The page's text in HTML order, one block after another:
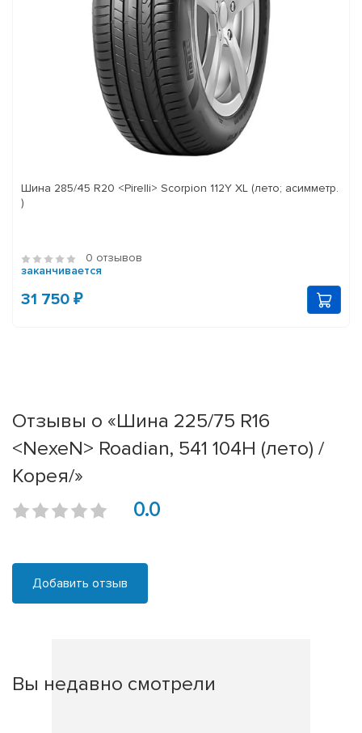
Шина 285/45 R20 <Pirelli> Scorpion 112Y XL (лето; асимметр.
)
0 отзывов
заканчивается
31 750 ₽
Отзывы о «Шина 225/75 R16
<NexeN> Roadian, 541 104H (лето) /
Корея/»
0.0
Добавить отзыв
Вы недавно смотрели